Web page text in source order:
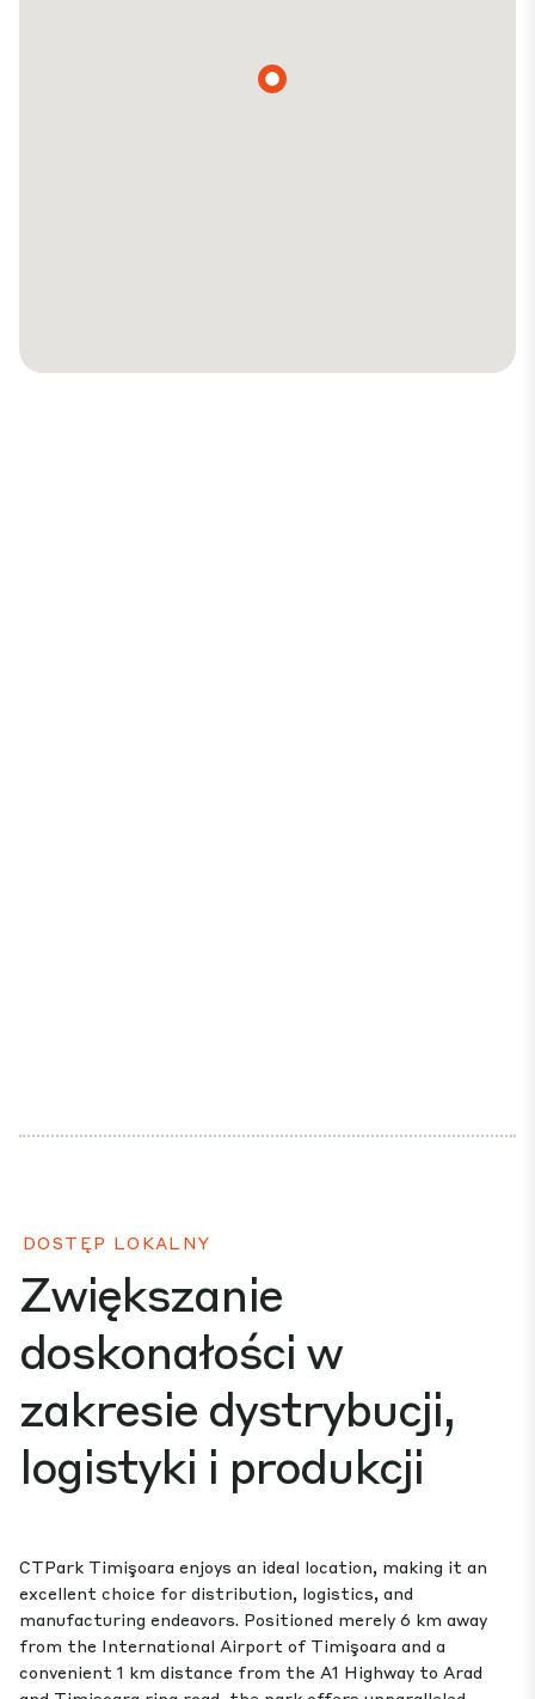
DOSTĘP LOKALNY
Zwiększanie
doskonałości w
zakresie dystrybucji,
logistyki i produkcji
CTPark Timişoara enjoys an ideal location, making it an
excellent choice for distribution, logistics, and
manufacturing endeavors. Positioned merely 6 km away
from the International Airport of Timişoara and a
convenient 1 km distance from the A1 Highway to Arad